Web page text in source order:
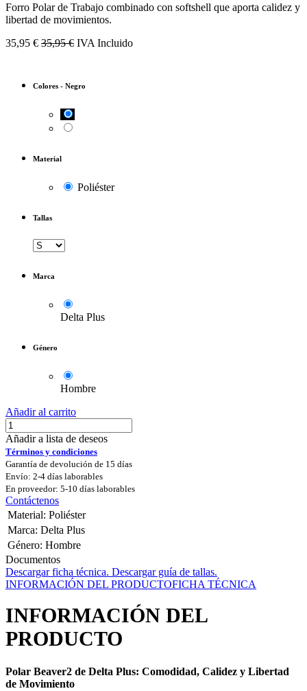
Forro Polar de Trabajo combinado con softshell que aporta calidez y
libertad de movimientos.
35,95 € 35,95€ IVA Incluido
Colores - Negro
Material
Poliéster
Tallas
Marca
Delta Plus
Género
Hombre
Añadir al carrito
Añadir a lista de deseos
Términos y condiciones
Garantía de devolución de 15 días
Envío: 2-4 días laborables
En proveedor: 5-10 días laborables
Contáctenos
Material: Poliéster
Marca: Delta Plus
Género: Hombre
Documentos
Descargar ficha técnica. Descargar guía de tallas.
INFORMACIÓN DEL PRODUCTOFICHA TÉCNICA
INFORMACIÓN DEL
PRODUCTO
Polar Beaver2 de Delta Plus: Comodidad, Calidez y Libertad
de Movimiento